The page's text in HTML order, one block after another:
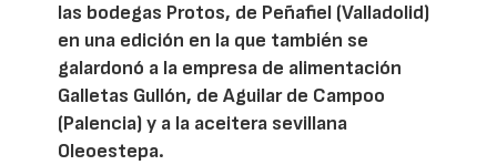
las bodegas Protos, de Peñafiel (Valladolid)
en una edición en la que también se
galardonó a la empresa de alimentación
Galletas Gullón, de Aguilar de Campoo
(Palencia) y a la aceitera sevillana
Oleoestepa.